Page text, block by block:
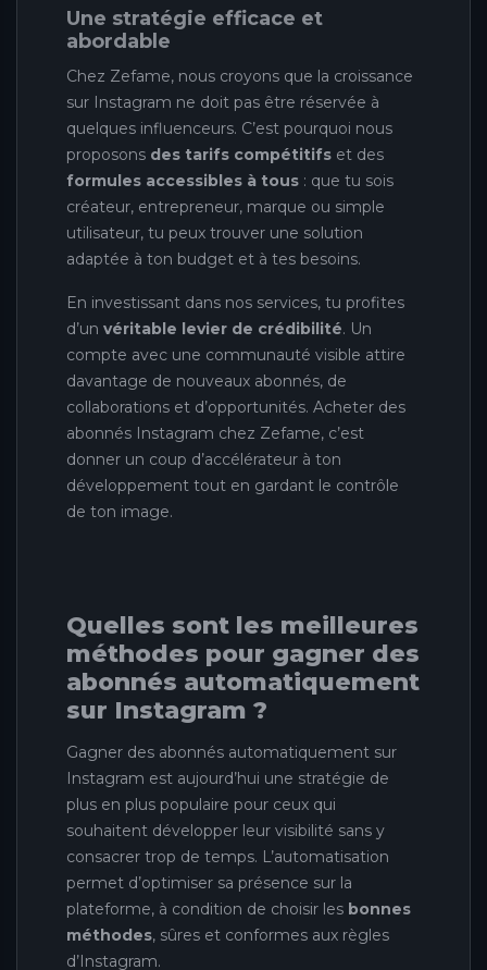
Une stratégie efficace et
abordable
Chez Zefame, nous croyons que la croissance
sur Instagram ne doit pas être réservée à
quelques influenceurs. C’est pourquoi nous
proposons des tarifs compétitifs et des
formules accessibles à tous : que tu sois
créateur, entrepreneur, marque ou simple
utilisateur, tu peux trouver une solution
adaptée à ton budget et à tes besoins.
En investissant dans nos services, tu profites
d’un véritable levier de crédibilité. Un
compte avec une communauté visible attire
davantage de nouveaux abonnés, de
collaborations et d’opportunités. Acheter des
abonnés Instagram chez Zefame, c’est
donner un coup d’accélérateur à ton
développement tout en gardant le contrôle
de ton image.
Quelles sont les meilleures
méthodes pour gagner des
abonnés automatiquement
sur Instagram ?
Gagner des abonnés automatiquement sur
Instagram est aujourd’hui une stratégie de
plus en plus populaire pour ceux qui
souhaitent développer leur visibilité sans y
consacrer trop de temps. L’automatisation
permet d’optimiser sa présence sur la
plateforme, à condition de choisir les bonnes
méthodes, sûres et conformes aux règles
d’Instagram.